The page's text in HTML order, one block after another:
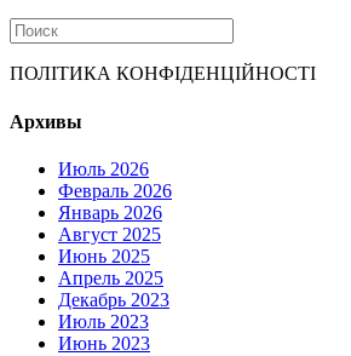
ПОЛІТИКА КОНФІДЕНЦІЙНОСТІ
Архивы
Июль 2026
Февраль 2026
Январь 2026
Август 2025
Июнь 2025
Апрель 2025
Декабрь 2023
Июль 2023
Июнь 2023